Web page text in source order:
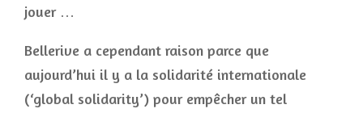
jouer …
Bellerive a cependant raison parce que
aujourd’hui il y a la solidarité internationale
(‘global solidarity’) pour empêcher un tel